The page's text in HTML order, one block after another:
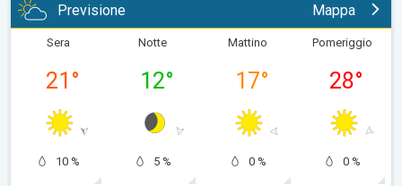
Previsione Mappa
Sera
21 °
10 %
Notte
12°
5 %
Mattino
17°
0 %
Pomeriggio
28°
0 %